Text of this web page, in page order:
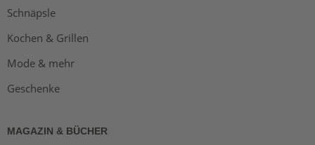
Schnäpsle
Kochen & Grillen
Mode & mehr
Geschenke
MAGAZIN & BÜCHER